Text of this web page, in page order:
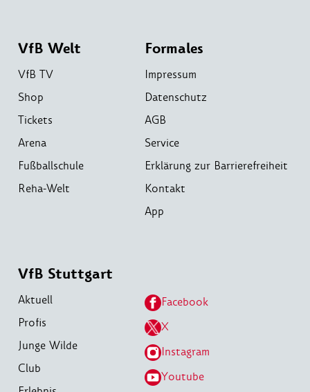
VfB Welt
VfB TV
Shop
Tickets
Arena
Fußballschule
Reha-Welt
Formales
Impressum
Datenschutz
AGB
Service
Erklärung zur Barrierefreiheit
Kontakt
App
VfB Stuttgart
Aktuell
Profis
Junge Wilde
Club
Facebook
X
Instagram
Youtube